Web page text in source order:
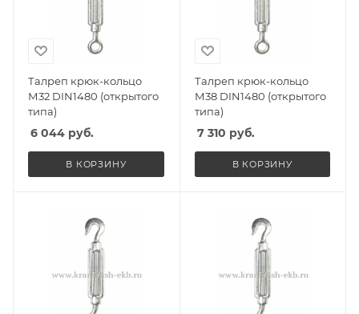
Талреп крюк-кольцо
М32 DIN1480 (открытого
типа)
6 044 руб.
В КОРЗИНУ
Талреп крюк-кольцо
М38 DIN1480 (открытого
типа)
7 310 руб.
В КОРЗИНУ